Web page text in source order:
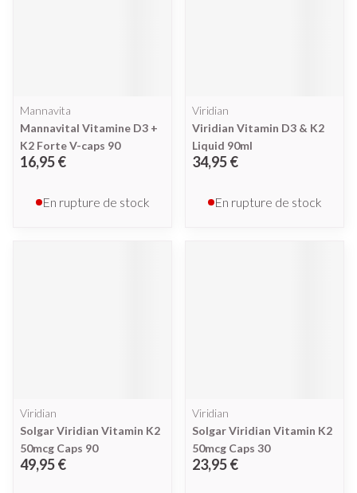
Mannavita
Mannavital Vitamine D3 +
K2 Forte V-caps 90
16,95 €
En rupture de stock
Viridian
Viridian Vitamin D3 & K2
Liquid 90ml
34,95 €
En rupture de stock
Viridian
Solgar Viridian Vitamin K2
50mcg Caps 90
49,95 €
Viridian
Solgar Viridian Vitamin K2
50mcg Caps 30
23,95 €